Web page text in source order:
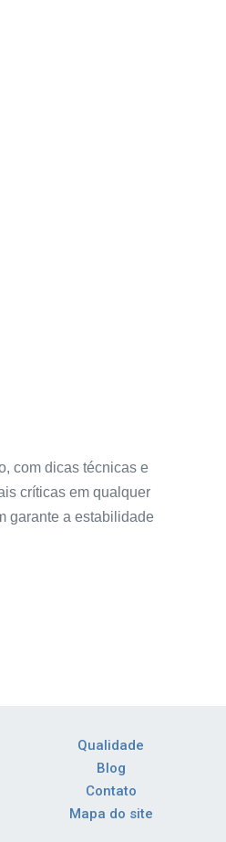
com dicas técnicas e
críticas em qualquer
garante a estabilidade
Qualidade
Blog
Contato
Mapa do site